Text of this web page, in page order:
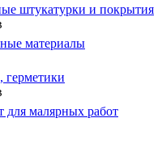
штукатурки и покрытия
материалы
для малярных работ